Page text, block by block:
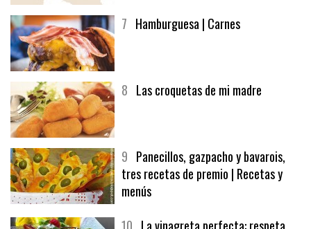
9Panecillos, gazpacho y bavarois,
tres recetas de premio | Recetas y
menús